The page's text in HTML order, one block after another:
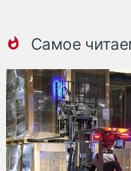
Самое